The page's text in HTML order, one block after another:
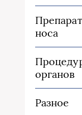
носа
органов
Разное